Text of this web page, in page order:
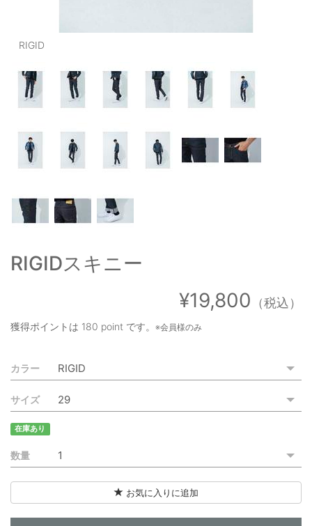
PANTS/SKIRT : パンツ・スカート
TOPS : トップス
OUTERS : アウター
OUTLET : アウトレット
MENS : メンズ
新規会員登録
お問い合わせ
RIGID
RIGIDスキニー
¥19,800 （税込）
獲得ポイントは 180 point です。 ※会員様のみ
カラー
サイズ
在庫あり
数量
お気に入りに追加